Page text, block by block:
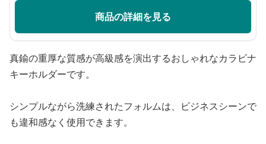
商品の詳細を見る
真鍮の重厚な質感が高級感を演出するおしゃれなカラビナ
キーホルダーです。
シンプルながら洗練されたフォルムは、ビジネスシーンで
も違和感なく使用できます。